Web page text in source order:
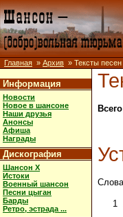
Главная » Архив » Тексты песен
Информация
Новости
Новое в шансоне
Наши друзья
Анонсы
Афиша
Награды
Дискография
Шансон X
Истоки
Военный шансон
Песни цыган
Барды
Ретро, эстрада ...
1